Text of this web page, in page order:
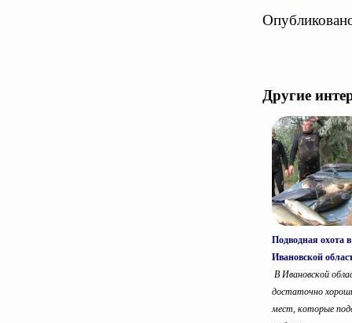
Другие
Подводная охота в
Ивановской
В Ивановской
достаточно
мест, которые